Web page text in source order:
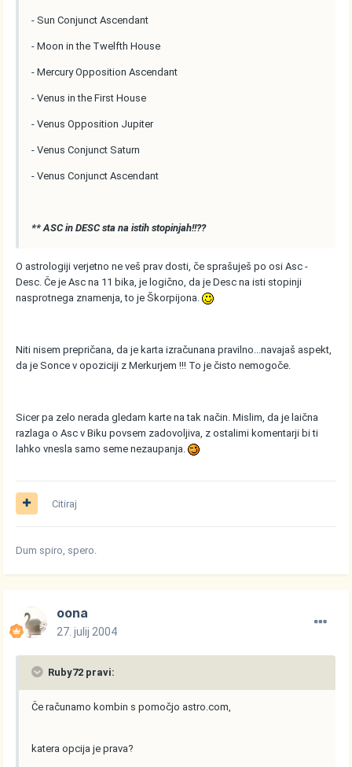
- Sun Conjunct Ascendant
- Moon in the Twelfth House
- Mercury Opposition Ascendant
- Venus in the First House
- Venus Opposition Jupiter
- Venus Conjunct Saturn
- Venus Conjunct Ascendant
** ASC in DESC sta na istih stopinjah!!??
O astrologiji verjetno ne veš prav dosti, če sprašuješ po osi Asc -
Desc. Če je Asc na 11 bika, je logično, da je Desc na isti stopinji
nasprotnega znamenja, to je Škorpijona.
Niti nisem prepričana, da je karta izračunana pravilno...navajaš aspekt,
da je Sonce v opoziciji z Merkurjem !!! To je čisto nemogoče.
Sicer pa zelo nerada gledam karte na tak način. Mislim, da je laična
razlaga o Asc v Biku povsem zadovoljiva, z ostalimi komentarji bi ti
lahko vnesla samo seme nezaupanja.
Citiraj
Dum spiro, spero.
oona
27. julij 2004
Ruby72 pravi:
Če računamo kombin s pomočjo astro.com,
katera opcija je prava?